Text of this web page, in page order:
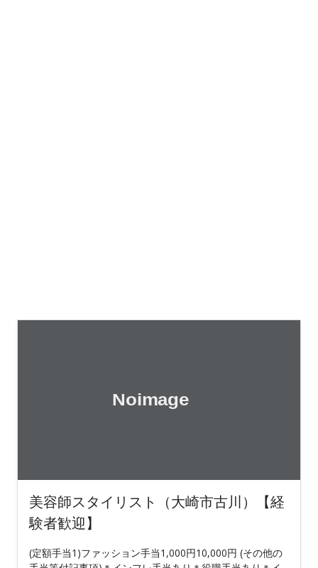
美容師スタイリスト（大崎市古川）【経
験者歓迎】
(定額手当1)ファッション手当1,000円10,000円 (その他の